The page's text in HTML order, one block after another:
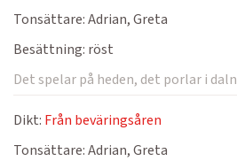
Tonsättare:Adrian, Greta
Besättning: röst
Det spelar på heden, det porlar i daln
Dikt: Från beväringsåren
Tonsättare:Adrian, Greta